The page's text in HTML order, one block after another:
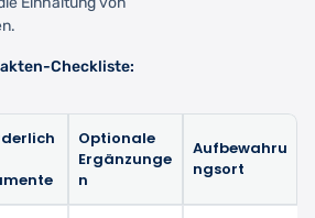
Checkliste:
Optionale
Ergänzunge
n
Aufbewahru
ngsort